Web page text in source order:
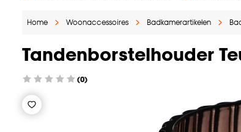
Home Woonaccessoires Badkamerartikelen
Tandenborstelhouder
(0)